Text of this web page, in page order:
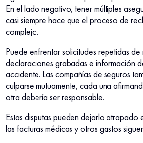
En el lado negativo, tener múltiples
casi siempre hace que el proceso de
complejo.
Puede enfrentar solicitudes repetidas de
declaraciones grabadas e información
accidente. Las compañías de seguros
culparse mutuamente, cada una
otra debería ser responsable.
Estas disputas pueden dejarlo atrapado
las facturas médicas y otros gastos